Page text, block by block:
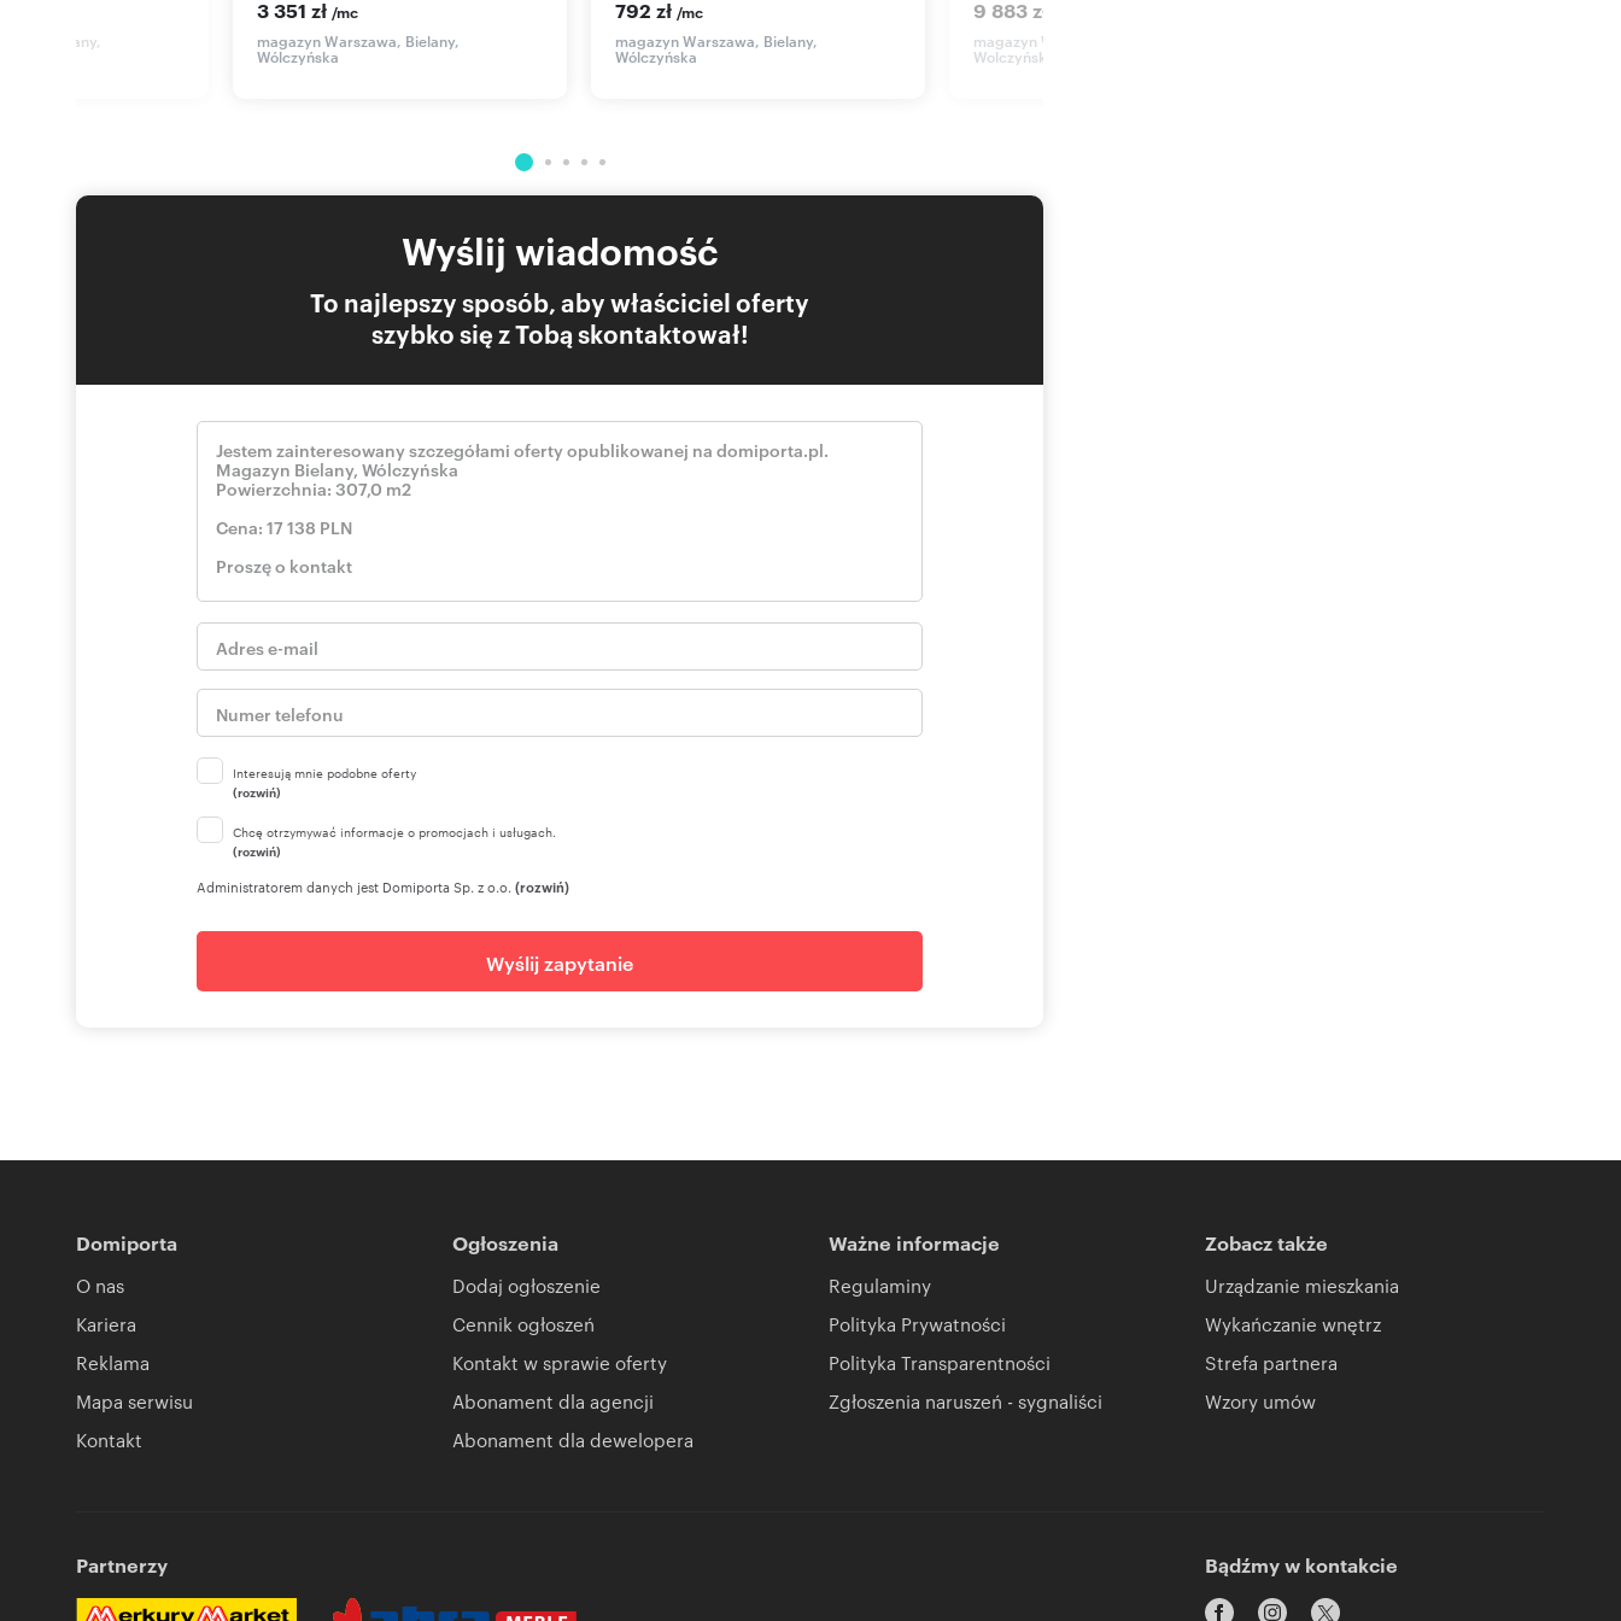
Bielany,
3 351 zł /mc
magazyn Warszawa, Bielany,
Wólczyńska
792 zł /mc
magazyn Warszawa, Bielany,
Wólczyńska
9 883 zł
magazyn Warszawa, Bielany,
Wolczyńska
Wyślij wiadomość
To najlepszy sposób, aby właściciel oferty
szybko się z Tobą skontaktował!
Interesują mnie podobne oferty
(rozwiń)
Chcę otrzymywać informacje o promocjach i usługach.
(rozwiń)
Administratorem danych jest Domiporta Sp. z o.o. (rozwiń)
Wyślij zapytanie
Domiporta
O nas
Kariera
Reklama
Mapa serwisu
Kontakt
Ogłoszenia
Dodaj ogłoszenie
Cennik ogłoszeń
Kontakt w sprawie oferty
Abonament dla agencji
Abonament dla dewelopera
Ważne informacje
Regulaminy
Polityka Prywatności
Polityka Transparentności
Zgłoszenia naruszeń - sygnaliści
Zobacz także
Urządzanie mieszkania
Wykańczanie wnętrz
Strefa partnera
Wzory umów
Partnerzy Bądźmy w kontakcie